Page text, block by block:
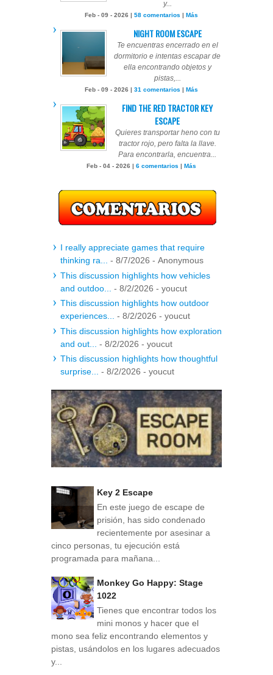
y...
Feb - 09 - 2026 | 58 comentarios | Más
NIGHT ROOM ESCAPE
Te encuentras encerrado en el
dormitorio e intentas escapar de
ella encontrando objetos y
pistas,...
Feb - 09 - 2026 | 31 comentarios | Más
FIND THE RED TRACTOR KEY
ESCAPE
Quieres transportar heno con tu
tractor rojo, pero falta la llave.
Para encontrarla, encuentra...
Feb - 04 - 2026 | 6 comentarios | Más
I really appreciate games that require
thinking ra...
- 8/7/2026 - Anonymous
This discussion highlights how vehicles
and outdoo...
- 8/2/2026 - youcut
This discussion highlights how outdoor
experiences...
- 8/2/2026 - youcut
This discussion highlights how exploration
and out...
- 8/2/2026 - youcut
This discussion highlights how thoughtful
surprise...
- 8/2/2026 - youcut
Key 2 Escape
En este juego de escape de
prisión, has sido condenado
recientemente por asesinar a
cinco personas, tu ejecución está
programada para mañana...
Monkey Go Happy: Stage
1022
Tienes que encontrar todos los
mini monos y hacer que el
mono sea feliz encontrando elementos y
pistas, usándolos en los lugares adecuados
y...